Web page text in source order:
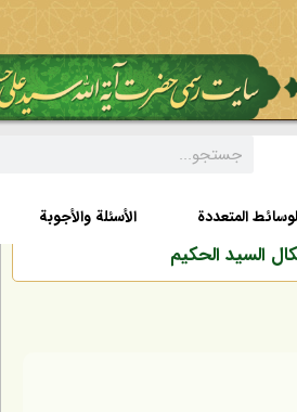
الأخبار الذاتية
الأسئلة والأجوبة